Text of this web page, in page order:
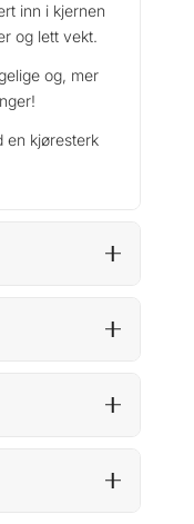
inn i kjernen
og lett vekt.
og, mer
en kjøresterk